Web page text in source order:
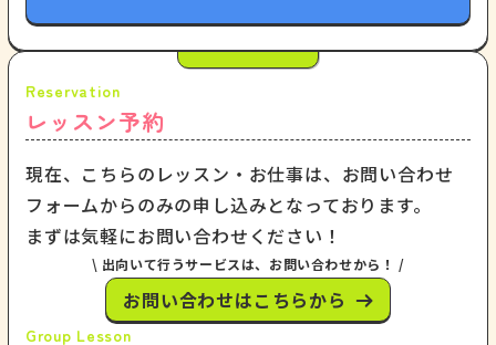
レッスン予約
現在、こちらのレッスン・お仕事は、お問い合わせ
フォームからのみの申し込みとなっております。
まずは気軽にお問い合わせください！
\ 出向いて行うサービスは、お問い合わせから！ /
お問い合わせはこちらから